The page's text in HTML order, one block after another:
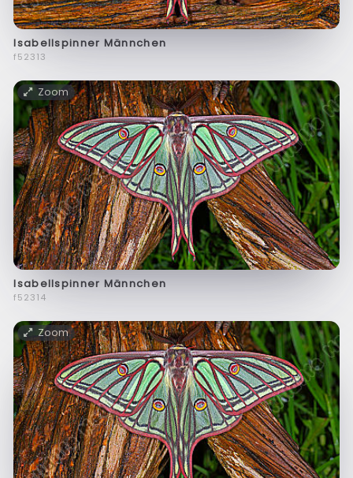
Isabellspinner Männchen
f52313
Zoom
Isabellspinner Männchen
f52314
Zoom